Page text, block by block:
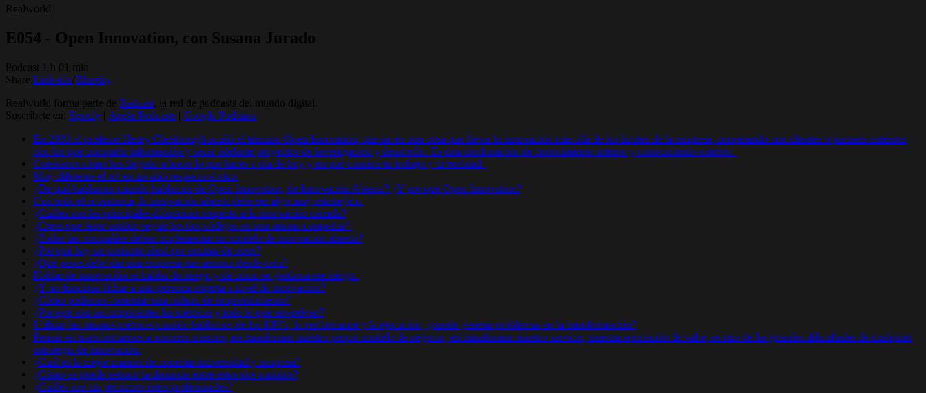
Realworld
E054 - Open Innovation, con Susana Jurado
Podcast 1 h 01 min
Share: Linkedin Bluesky
Realworld forma parte de Redcast , la red de podcasts del mundo digital.
Suscríbete en: Spotify Apple Podcasts
Google Podcasts
En 2003 el profesor Henry Chesbrough acuñó el término Open Innovation, que no es otra cosa que llevar la innovación más allá de los límites de la empresa, cooperando con clientes o partners externos
con los que compartir información y sacar adelante proyectos de investigación y desarrollo. Es una combinación de conocimiento interno y conocimiento externo.
Cuéntanos cómo has llegado a hacer lo que haces a día de hoy y en qué consiste tu trabajo y tu realidad.
Muy diferente el rol en un sitio respecto al otro.
¿De qué hablamos cuando hablamos de Open Innovation, de Innovación Abierta? ¿Y por qué Open Innovation?
Con todo el ecosistema, la innovación abierta debe ser algo muy estratégico.
¿Cuáles son las principales diferencias respecto a la innovación cerrada?
¿Crees que tiene sentido seguir los dos códigos en una misma compañía?
¿Todas las compañías deben implementar un modelo de innovación abierta?
¿Por qué hay un contexto ideal por encima de otros?
¿Qué pasos debe dar una empresa que arranca desde cero?
Hablar de innovación es hablar de riesgo y de cómo se gestiona ese riesgo.
¿Y no funciona fichar a una persona experta a nivel de innovación?
¿Cómo podemos fomentar una cultura de emprendimiento?
¿Por qué son tan importantes las métricas y todo lo que envuelven?
Utilizar las mismas métricas cuando hablamos de los KPI’s, la performance y la ejecución, ¿puede generar problemas en la transformación?
Pensar en transformarnos a nosotros mismos, en transformar nuestro propio modelo de negocio, en transformar nuestro servicio, nuestra aportación de valor, es otra de las grandes dificultades de cualquier
estrategia de innovación.
¿Cuál es la mejor manera de conectar universidad y empresa?
¿Cómo se puede reducir la distancia entre estos dos mundos?
¿Cuáles son tus próximos retos profesionales?